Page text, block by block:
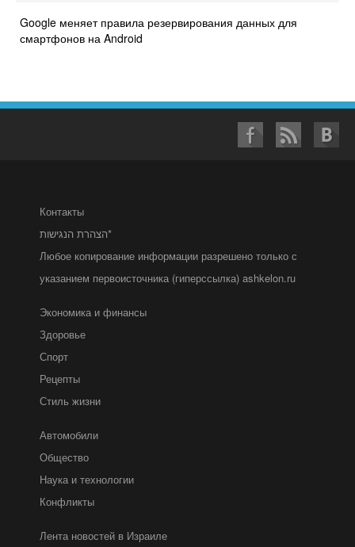
Google меняет правила резервирования данных для
смартфонов на Android
Контакты
הצהרת הנגישות*
Любое копирование информации разрешено только с
указанием первоисточника (гиперссылка) ashkelon.ru
Экономика и финансы
Здоровье
Спорт
Рецепты
Стиль жизни
Автомобили
Общество
Наука и технологии
Конфликты
Лента новостей в Израиле